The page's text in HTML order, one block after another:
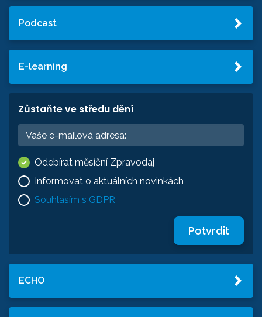
Podcast
E-learning
Zůstaňte ve středu dění
Odebírat měsíční Zpravodaj
Informovat o aktuálních novinkách
Souhlasím s GDPR
Potvrdit
ECHO